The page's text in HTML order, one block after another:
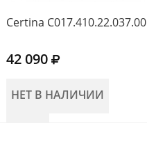
Certina C017.410.22.037.00
42 090
НЕТ В НАЛИЧИИ